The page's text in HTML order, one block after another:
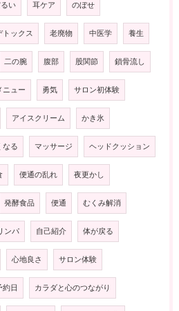
い 耳ケア のぼせ
トックス 老廃物 中医学 養生
二の腕 腹部 股関節 鎖骨流し
ニュー 勇気 サロン初体験
アイスクリーム かき氷
なる マッサージ ヘッドクッション
便通の乱れ 夜更かし
発酵食品 便通 むくみ解消
ンパ 自己紹介 体が戻る
心地良さ サロン体験
約日 カラダと心のつながり